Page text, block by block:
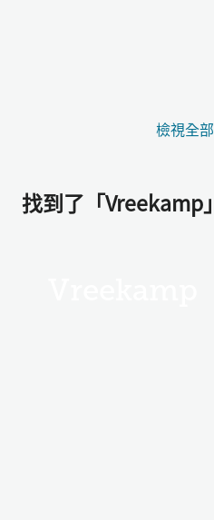
檢視全
找到了「Vreekamp